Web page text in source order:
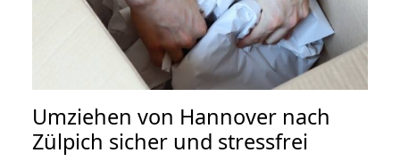
Umziehen von Hannover nach
Zülpich sicher und stressfrei